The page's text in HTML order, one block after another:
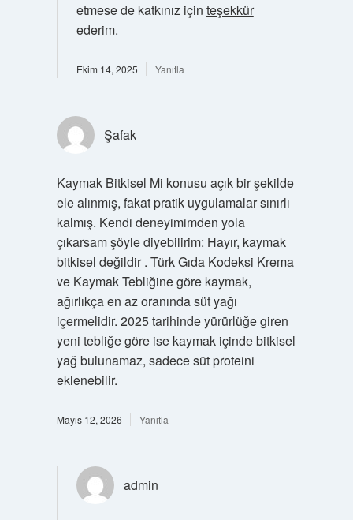
etmese de katkınız için teşekkür
ederim.
Ekim 14, 2025 Yanıtla
Şafak
Kaymak Bitkisel Mi konusu açık bir şekilde
ele alınmış, fakat pratik uygulamalar sınırlı
kalmış. Kendi deneyimimden yola
çıkarsam şöyle diyebilirim: Hayır, kaymak
bitkisel değildir . Türk Gıda Kodeksi Krema
ve Kaymak Tebliğine göre kaymak,
ağırlıkça en az oranında süt yağı
içermelidir. 2025 tarihinde yürürlüğe giren
yeni tebliğe göre ise kaymak içinde bitkisel
yağ bulunamaz, sadece süt proteini
eklenebilir.
Mayıs 12, 2026 Yanıtla
admin